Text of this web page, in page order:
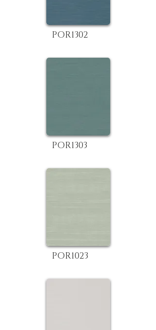
POR1302
POR1303
POR1023